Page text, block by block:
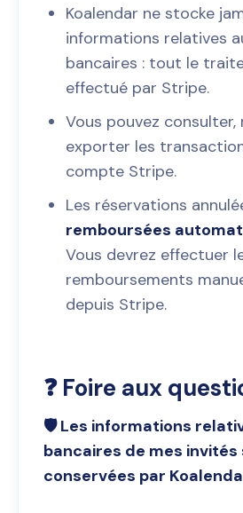
Koalendar ne stocke
informations relatives
bancaires : tout le
effectué par Stripe.
Vous pouvez
exporter les
compte Stripe.
Les réservations
remboursées
Vous devrez effectuer
remboursements
depuis Stripe.
❓ Foire aux
🛡️ Les informations
bancaires de mes
conservées par